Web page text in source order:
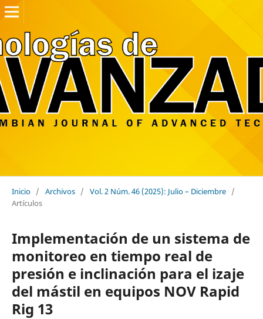
Inicio / Archivos / Vol. 2 Núm. 46 (2025): Julio – Diciembre /
Artículos
Implementación de un sistema de
monitoreo en tiempo real de
presión e inclinación para el izaje
del mástil en equipos NOV Rapid
Rig 13